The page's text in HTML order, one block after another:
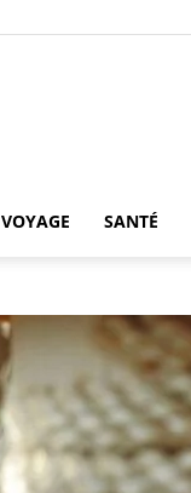
VOYAGE SANTÉ